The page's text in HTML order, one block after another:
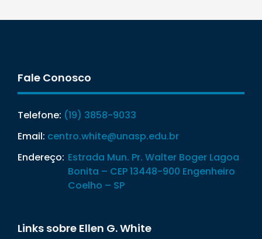
Fale Conosco
Telefone: (19) 3858-9033
Email: centro.white@unasp.edu.br
Endereço: Estrada Mun. Pr. Walter Boger Lagoa
Bonita – CEP 13448-900 Engenheiro
Coelho – SP
Links sobre Ellen G. White